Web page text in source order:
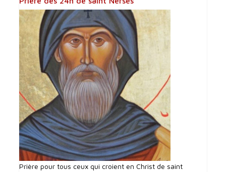
Prière pour tous ceux qui croient en Christ de saint